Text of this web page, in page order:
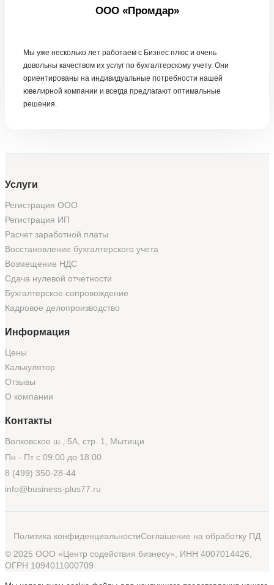
ООО «Промдар»
Мы уже несколько лет работаем с Бизнес плюс и очень
довольны качеством их услуг по бухгалтерскому учету. Они
ориентированы на индивидуальные потребности нашей
ювелирной компании и всегда предлагают оптимальные
решения.
Услуги
Регистрация ООО
Регистрация ИП
Расчет заработной платы
Восстановление бухгалтерского учета
Возмещение НДС
Сдача нулевой отчетности
Бухгалтерское сопровождение
Кадровое делопроизводство
Информация
Цены
Калькулятор
Отзывы
О компании
Контакты
Волковское ш., 5А, стр. 1, Мытищи
Пн - Пт с 09:00 до 18:00
8 (499) 350-28-44
info@business-plus77.ru
Политика конфиденциальностиСоглашение на обработку ПД
© 2025 ООО «Центр содействия бизнесу», ИНН 4007014426,
ОГРН 1094011000709